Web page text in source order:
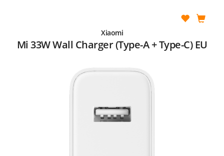
Xiaomi
Mi 33W Wall Charger (Type-A + Type-C) EU